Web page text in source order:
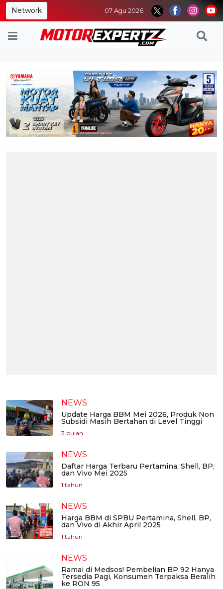
Network 07 Agu 2026
NEWS
Update Harga BBM Mei 2026, Produk Non
Subsidi Masih Bertahan di Level Tinggi
3 bulan
NEWS
Daftar Harga Terbaru Pertamina, Shell, BP,
dan Vivo Mei 2025
1 tahun
NEWS
Harga BBM di SPBU Pertamina, Shell, BP,
dan Vivo di Akhir April 2025
1 tahun
NEWS
Ramai di Medsos! Pembelian BP 92 Hanya
Tersedia Pagi, Konsumen Terpaksa Beralih
ke RON 95